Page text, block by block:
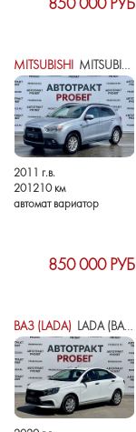
850 000 РУБ
MITSUBISHI MITSUBISHI ASX I
2011 г.в.
201210 км
автомат вариатор
850 000 РУБ
ВАЗ (LADA) LADA (ВАЗ) VESTA I